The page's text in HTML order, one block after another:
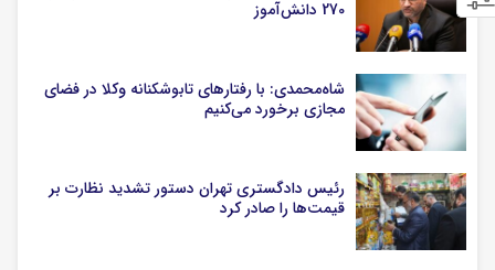
270 دانش‌آموز
شاه‌محمدی: با رفتارهای تابوشکنانه وکلا در فضای
مجازی برخورد می‌کنیم
رئیس دادگستری تهران دستور تشدید نظارت بر
قیمت‌ها را صادر کرد